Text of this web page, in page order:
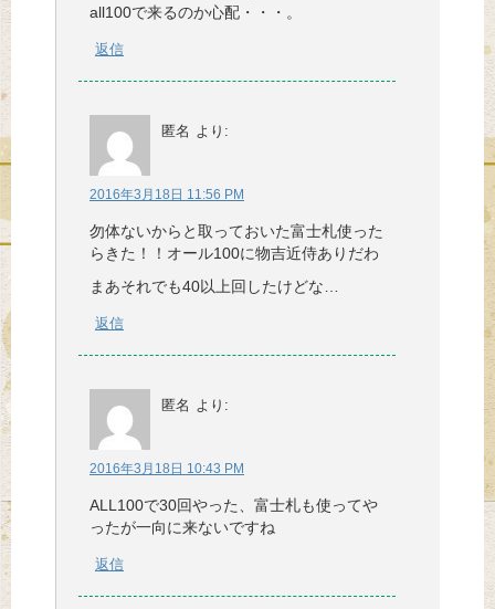
all100で来るのか心配・・・。
返信
匿名 より:
2016年3月18日 11:56 PM
勿体ないからと取っておいた富士札使った
らきた！！オール100に物吉近侍ありだわ
まあそれでも40以上回したけどな…
返信
匿名 より:
2016年3月18日 10:43 PM
ALL100で30回やった、富士札も使ってや
ったが一向に来ないですね
返信